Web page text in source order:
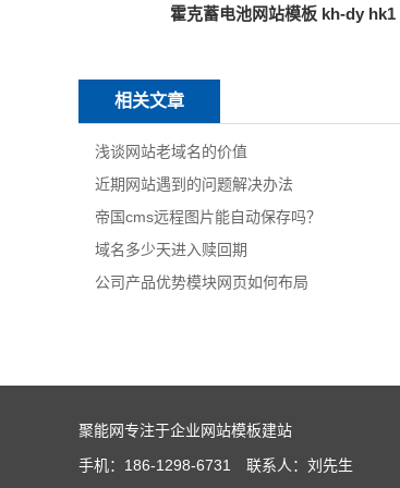
霍克蓄电池网站模板 kh-dy hk1
相关文章
浅谈网站老域名的价值
近期网站遇到的问题解决办法
帝国cms远程图片能自动保存吗？
域名多少天进入赎回期
公司产品优势模块网页如何布局
聚能网专注于企业网站模板建站
手机：186-1298-6731 联系人：刘先生